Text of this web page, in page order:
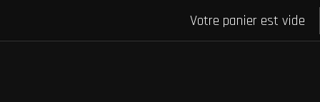
Votre panier est vide